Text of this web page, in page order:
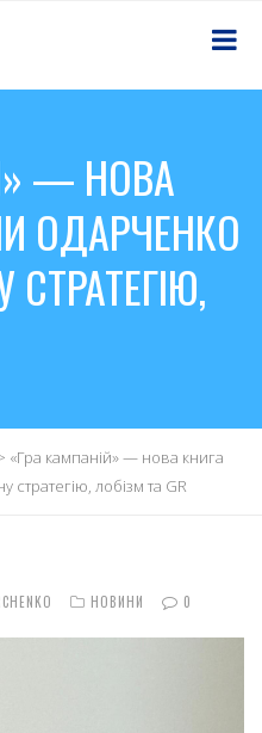
— НОВА
ОДАРЧЕНКО
«Гра кампаній» — нова книга
лобізм та GR
НОВИНИ 0